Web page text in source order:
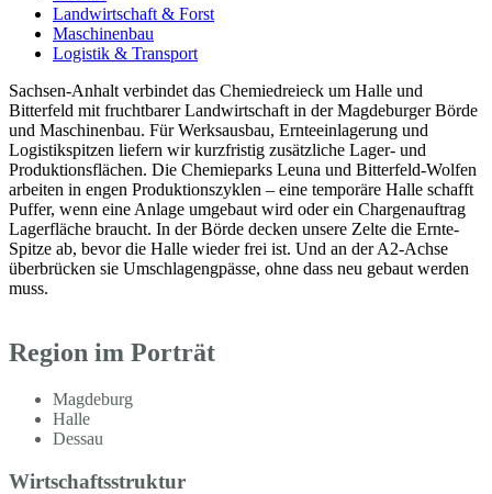
Landwirtschaft & Forst
Maschinenbau
Logistik & Transport
Sachsen-Anhalt verbindet das Chemiedreieck um Halle und
Bitterfeld mit fruchtbarer Landwirtschaft in der Magdeburger Börde
und Maschinenbau. Für Werksausbau, Ernteeinlagerung und
Logistikspitzen liefern wir kurzfristig zusätzliche Lager- und
Produktionsflächen. Die Chemieparks Leuna und Bitterfeld-Wolfen
arbeiten in engen Produktionszyklen – eine temporäre Halle schafft
Puffer, wenn eine Anlage umgebaut wird oder ein Chargenauftrag
Lagerfläche braucht. In der Börde decken unsere Zelte die Ernte-
Spitze ab, bevor die Halle wieder frei ist. Und an der A2-Achse
überbrücken sie Umschlagengpässe, ohne dass neu gebaut werden
muss.
Region im Porträt
Magdeburg
Halle
Dessau
Wirtschaftsstruktur